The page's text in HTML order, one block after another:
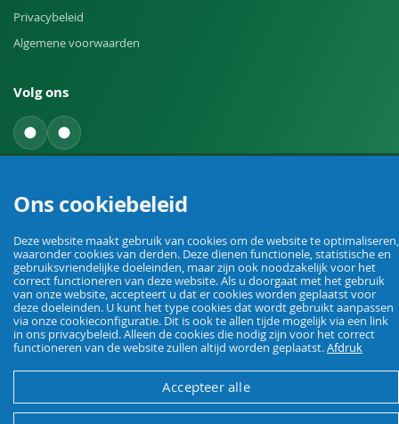
Privacybeleid
Algemene voorwaarden
Volg ons
Uw vakhandel voor landbouw, veehouderij, huis, erf en tuin.
© Agrarking. Alle rechten voorbehouden.
PrivacybeleidHerroepingsrecht
Ons cookiebeleid
Deze website maakt gebruik van cookies om de website te optimaliseren,
waaronder cookies van derden. Deze dienen functionele, statistische en
gebruiksvriendelijke doeleinden, maar zijn ook noodzakelijk voor het
correct functioneren van deze website. Als u doorgaat met het gebruik
van onze website, accepteert u dat er cookies worden geplaatst voor
deze doeleinden. U kunt het type cookies dat wordt gebruikt aanpassen
via onze cookieconfiguratie. Dit is ook te allen tijde mogelijk via een link
in ons privacybeleid. Alleen de cookies die nodig zijn voor het correct
functioneren van de website zullen altijd worden geplaatst.Afdruk
Accepteer alle